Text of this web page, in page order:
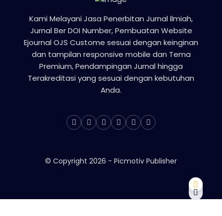
Kami Melayani Jasa Penerbitan Jurnal Ilmiah,
Jurnal Ber DOI Number, Pembuatan Website
Ejournal OJS Custome sesuai dengan keinginan
dan tampilan responsive mobile dan Tema
Premium, Pendampingan Jurnal hingga
Terakreditasi yang sesuai dengan kebutuhan
Anda.
© Copyright 2026 - Picmotiv Publisher